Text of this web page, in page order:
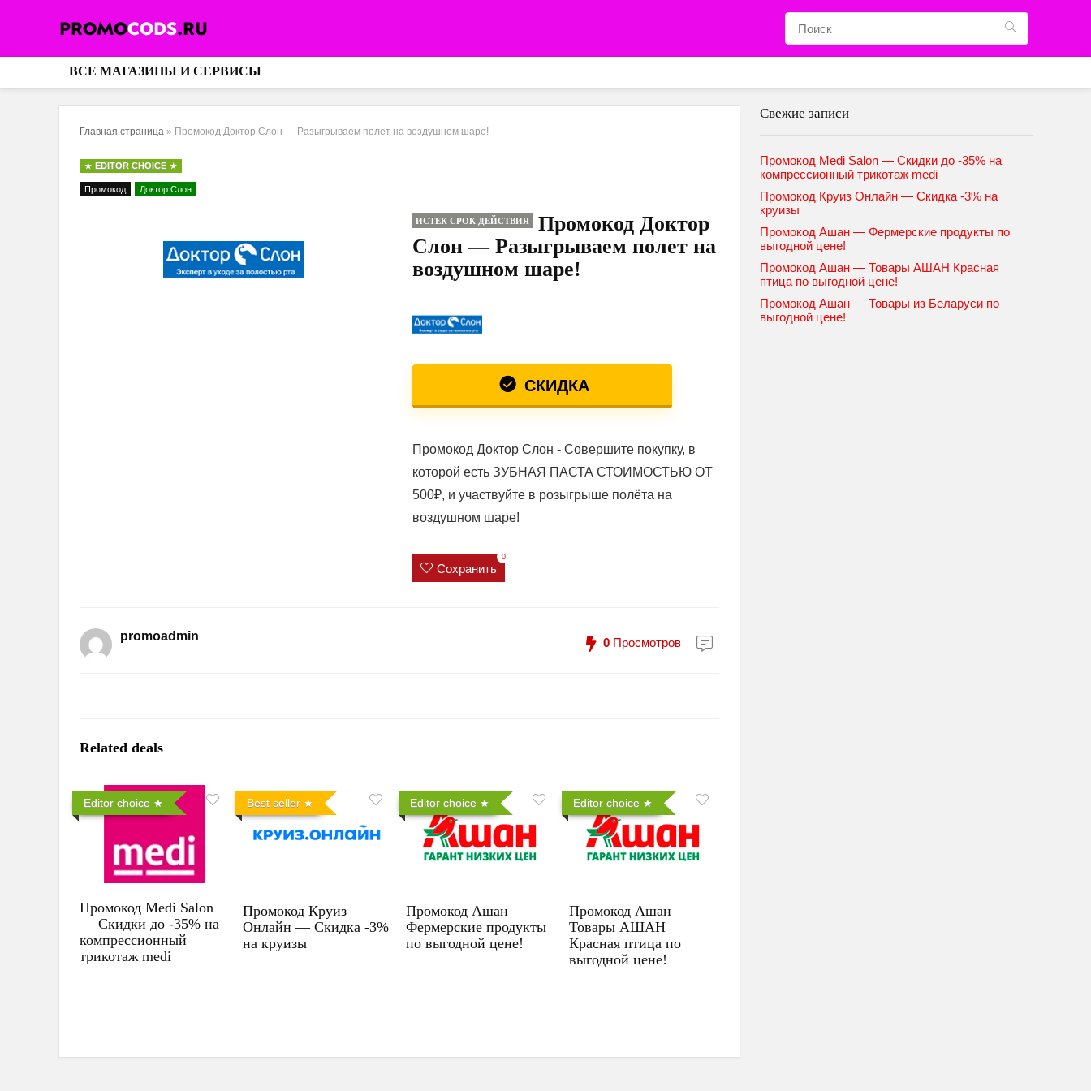
ВСЕ МАГАЗИНЫ И СЕРВИСЫ
Главная страница » Промокод Доктор Слон — Разыгрываем полет на воздушном шаре!
EDITOR CHOICE
Промокод Доктор Слон
ИСТЕК СРОК ДЕЙСТВИЯ
Промокод Доктор
Слон — Разыгрываем полет на
воздушном шаре!
СКИДКА
Промокод Доктор Слон - Совершите покупку, в
которой есть ЗУБНАЯ ПАСТА СТОИМОСТЬЮ ОТ
500₽, и участвуйте в розыгрыше полёта на
воздушном шаре!
Сохранить
0
promoadmin 0 Просмотров
Related deals
Editor choice
Промокод Medi Salon
— Скидки до -35% на
компрессионный
трикотаж medi
Best seller
Промокод Круиз
Онлайн — Скидка -3%
на круизы
Editor choice
Промокод Ашан —
Фермерские продукты
по выгодной цене!
Editor choice
Промокод Ашан —
Товары АШАН
Красная птица по
выгодной цене!
Свежие записи
Промокод Medi Salon — Скидки до -35% на
компрессионный трикотаж medi
Промокод Круиз Онлайн — Скидка -3% на
круизы
Промокод Ашан — Фермерские продукты по
выгодной цене!
Промокод Ашан — Товары АШАН Красная
птица по выгодной цене!
Промокод Ашан — Товары из Беларуси по
выгодной цене!